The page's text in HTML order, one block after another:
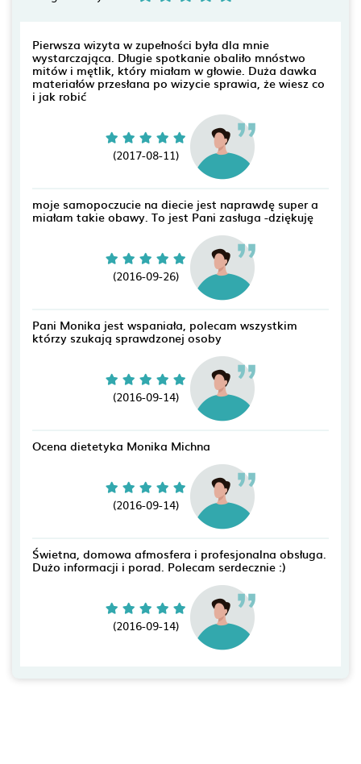
Pierwsza wizyta w zupełności była dla mnie
wystarczająca. Długie spotkanie obaliło mnóstwo
mitów i mętlik, który miałam w głowie. Duża dawka
materiałów przesłana po wizycie sprawia, że wiesz co
i jak robić
(2017-08-11)
moje samopoczucie na diecie jest naprawdę super a
miałam takie obawy. To jest Pani zasługa -dziękuję
(2016-09-26)
Pani Monika jest wspaniała, polecam wszystkim
którzy szukają sprawdzonej osoby
(2016-09-14)
Ocena dietetyka Monika Michna
(2016-09-14)
Świetna, domowa afmosfera i profesjonalna obsługa.
Dużo informacji i porad. Polecam serdecznie :)
(2016-09-14)